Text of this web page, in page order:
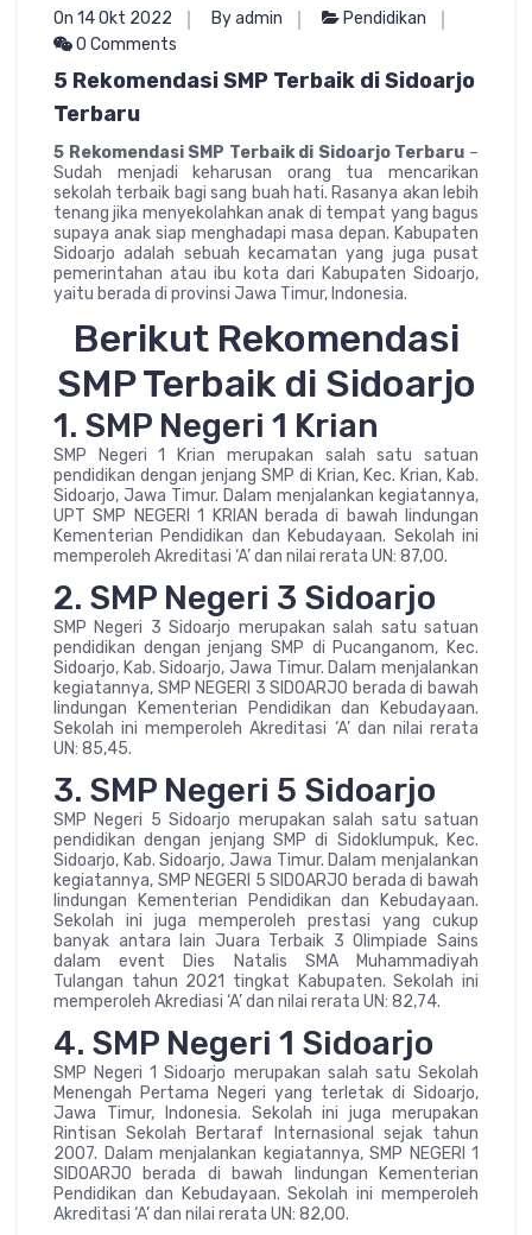
On 14 Okt 2022 By admin
Pendidikan
0 Comments
5 Rekomendasi SMP Terbaik di Sidoarjo
Terbaru
5 Rekomendasi SMP Terbaik di Sidoarjo Terbaru –
Sudah menjadi keharusan orang tua mencarikan
sekolah terbaik bagi sang buah hati. Rasanya akan lebih
tenang jika menyekolahkan anak di tempat yang bagus
supaya anak siap menghadapi masa depan. Kabupaten
Sidoarjo adalah sebuah kecamatan yang juga pusat
pemerintahan atau ibu kota dari Kabupaten Sidoarjo,
yaitu berada di provinsi Jawa Timur, Indonesia.
Berikut Rekomendasi
SMP Terbaik di Sidoarjo
1. SMP Negeri 1 Krian
SMP Negeri 1 Krian merupakan salah satu satuan
pendidikan dengan jenjang SMP di Krian, Kec. Krian, Kab.
Sidoarjo, Jawa Timur. Dalam menjalankan kegiatannya,
UPT SMP NEGERI 1 KRIAN berada di bawah lindungan
Kementerian Pendidikan dan Kebudayaan. Sekolah ini
memperoleh Akreditasi ‘A’ dan nilai rerata UN: 87,00.
2. SMP Negeri 3 Sidoarjo
SMP Negeri 3 Sidoarjo merupakan salah satu satuan
pendidikan dengan jenjang SMP di Pucanganom, Kec.
Sidoarjo, Kab. Sidoarjo, Jawa Timur. Dalam menjalankan
kegiatannya, SMP NEGERI 3 SIDOARJO berada di bawah
lindungan Kementerian Pendidikan dan Kebudayaan.
Sekolah ini memperoleh Akreditasi ‘A’ dan nilai rerata
UN: 85,45.
3. SMP Negeri 5 Sidoarjo
SMP Negeri 5 Sidoarjo merupakan salah satu satuan
pendidikan dengan jenjang SMP di Sidoklumpuk, Kec.
Sidoarjo, Kab. Sidoarjo, Jawa Timur. Dalam menjalankan
kegiatannya, SMP NEGERI 5 SIDOARJO berada di bawah
lindungan Kementerian Pendidikan dan Kebudayaan.
Sekolah ini juga memperoleh prestasi yang cukup
banyak antara lain Juara Terbaik 3 Olimpiade Sains
dalam event Dies Natalis SMA Muhammadiyah
Tulangan tahun 2021 tingkat Kabupaten. Sekolah ini
memperoleh Akrediasi ‘A’ dan nilai rerata UN: 82,74.
4. SMP Negeri 1 Sidoarjo
SMP Negeri 1 Sidoarjo merupakan salah satu Sekolah
Menengah Pertama Negeri yang terletak di Sidoarjo,
Jawa Timur, Indonesia. Sekolah ini juga merupakan
Rintisan Sekolah Bertaraf Internasional sejak tahun
2007. Dalam menjalankan kegiatannya, SMP NEGERI 1
SIDOARJO berada di bawah lindungan Kementerian
Pendidikan dan Kebudayaan. Sekolah ini memperoleh
Akreditasi ‘A’ dan nilai rerata UN: 82,00.